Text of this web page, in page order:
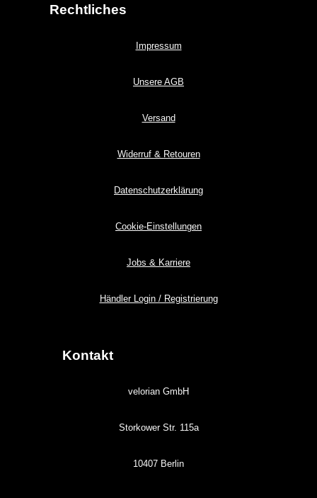
Rechtliches
Impressum
Unsere AGB
Versand
Widerruf & Retouren
Datenschutzerklärung
Cookie-Einstellungen
Jobs & Karriere
Händler Login / Registrierung
Kontakt
velorian GmbH
Storkower Str. 115a
10407 Berlin